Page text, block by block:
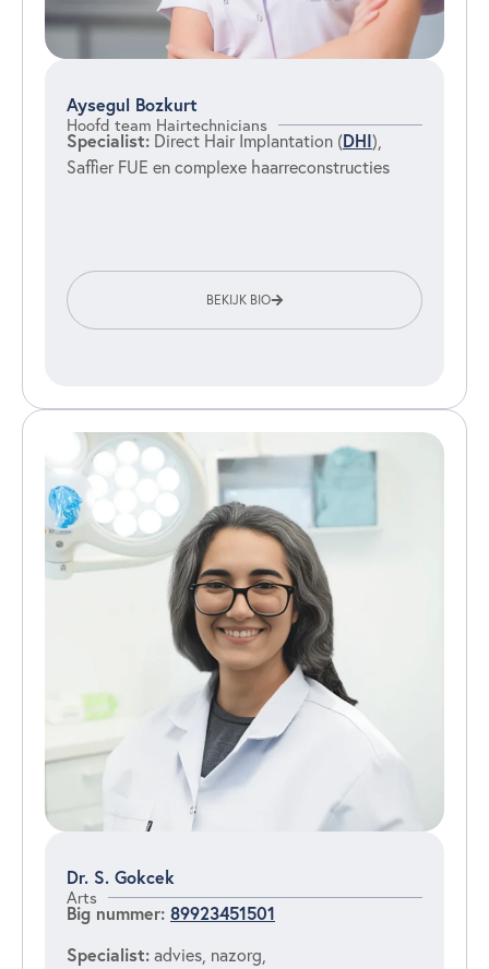
Aysegul Bozkurt
Hoofd team Hairtechnicians
Specialist: Direct Hair Implantation (DHI),
Saffier FUE en complexe haarreconstructies
BEKIJK BIO
Dr. S. Gokcek
Arts
Big nummer: 89923451501
Specialist: advies, nazorg,